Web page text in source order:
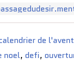
de l'avent
noel, defi,